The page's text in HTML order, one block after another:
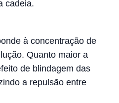
cadeia.
à concentração de
Quanto maior a
de blindagem das
a repulsão entre